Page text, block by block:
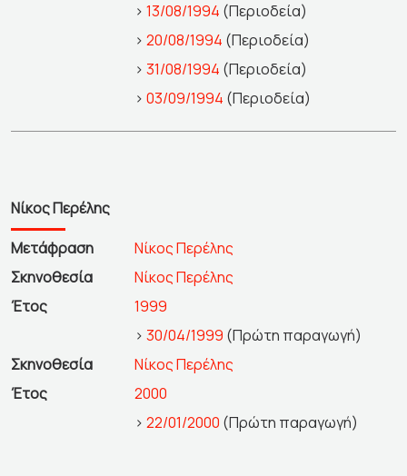
> 13/08/1994 (Περιοδεία)
> 20/08/1994 (Περιοδεία)
> 31/08/1994 (Περιοδεία)
> 03/09/1994 (Περιοδεία)
Νίκος Περέλης
Μετάφραση
Νίκος Περέλης
Σκηνοθεσία
Νίκος Περέλης
Έτος
1999
> 30/04/1999 (Πρώτη παραγωγή)
Σκηνοθεσία
Νίκος Περέλης
Έτος
2000
> 22/01/2000 (Πρώτη παραγωγή)